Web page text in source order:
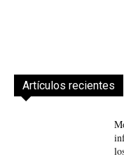
Artículos recientes